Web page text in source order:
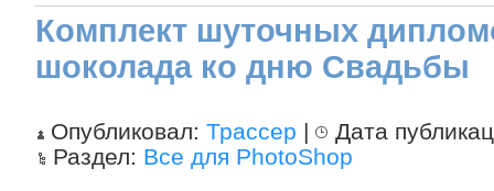
Комплект шуточных
шоколада ко дню Свадьбы
Опубликовал: Трассер |
Дата
Раздел: Все для PhotoShop